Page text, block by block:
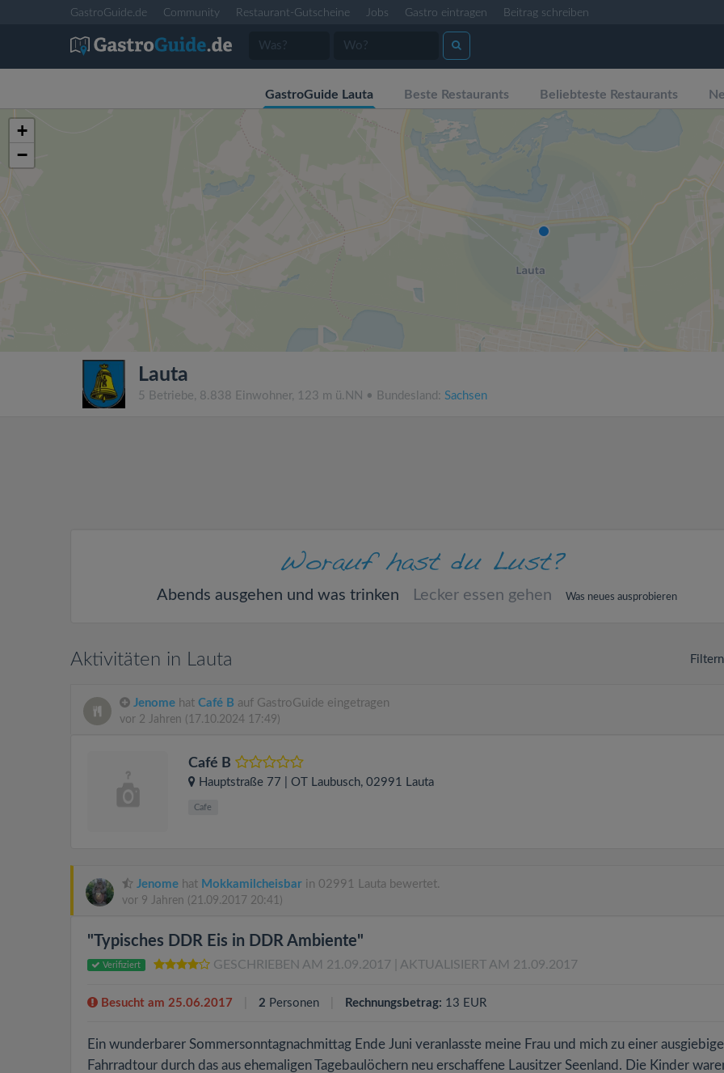
GastroGuide.de Community Restaurant-Gutscheine Jobs Gastro eintragen Beitrag schreiben
GastroGuide Lauta Beste Restaurants Beliebteste Restaurants
+
−
Lauta
5 Betriebe, 8.838 Einwohner, 123 m ü.NN • Bundesland: Sachsen
Abends ausgehen und was trinken Lecker essen gehen Was neues ausprobieren
Aktivitäten in Lauta
Jenome hat Café B auf GastroGuide eingetragen
vor 2 Jahren (17.10.2024 17:49)
Café B
Hauptstraße 77 | OT Laubusch, 02991 Lauta
Cafe
Jenome hat Mokkamilcheisbar in 02991 Lauta bewertet.
vor 9 Jahren (21.09.2017 20:41)
"Typisches DDR Eis in DDR Ambiente"
Verifiziert GESCHRIEBEN AM 21.09.2017 | AKTUALISIERT AM 21.09.2017
Besucht am 25.06.2017 2 Personen Rechnungsbetrag: 13 EUR
Ein wunderbarer Sommersonntagnachmittag Ende Juni veranlasste meine Frau und mich zu einer
Fahrradtour durch das aus ehemaligen Tagebaulöchern neu erschaffene Lausitzer Seenland. Die Kinder